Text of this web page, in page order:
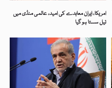
امریکا، ایران معاہدے کی امید، عالمی منڈی میں
تیل سستا ہو گیا